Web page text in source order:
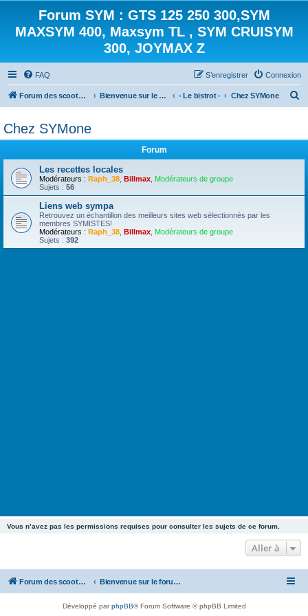
Forum SYM : GTS 125 250 300,SYM
MAXSYM 400, Maxsym TL , SYM CRUISYM
300, JOYMAX Z
FAQ Connexion
S’enregistrer
Forum des scooters SYM - GTS -MAXSYM - CRUISYM - JOYMAX - Maxsym TL Bienvenue sur le forum des scooters de la gamme SYM - Le bistrot - Chez SYMone
e
c
Chez SYMone
Forum
Les recettes locales
Modérateurs : Raph_38 Billmax Modérateurs de groupe
Sujets : 56
Liens web sympa
Retrouvez un échantillon des meilleurs sites web sélectionnés par les
membres SYMISTES!
Modérateurs : Raph_38 Billmax Modérateurs de groupe
Sujets : 392
Vous n’avez pas les permissions requises pour consulter les sujets de ce forum.
Aller à
Forum des scooters SYM - GTS -MAXSYM - CRUISYM - JOYMAX - Maxsym TL Bienvenue sur le forum des scooters de la gamme SYM
Développé parphpBB® Forum Software © phpBB Limited